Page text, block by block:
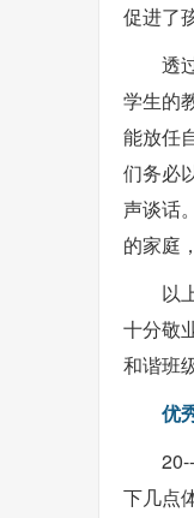
促进了
透
学生的
能放任
们务必
声谈话
的家庭
以
十分敬
和谐班
优
下几点